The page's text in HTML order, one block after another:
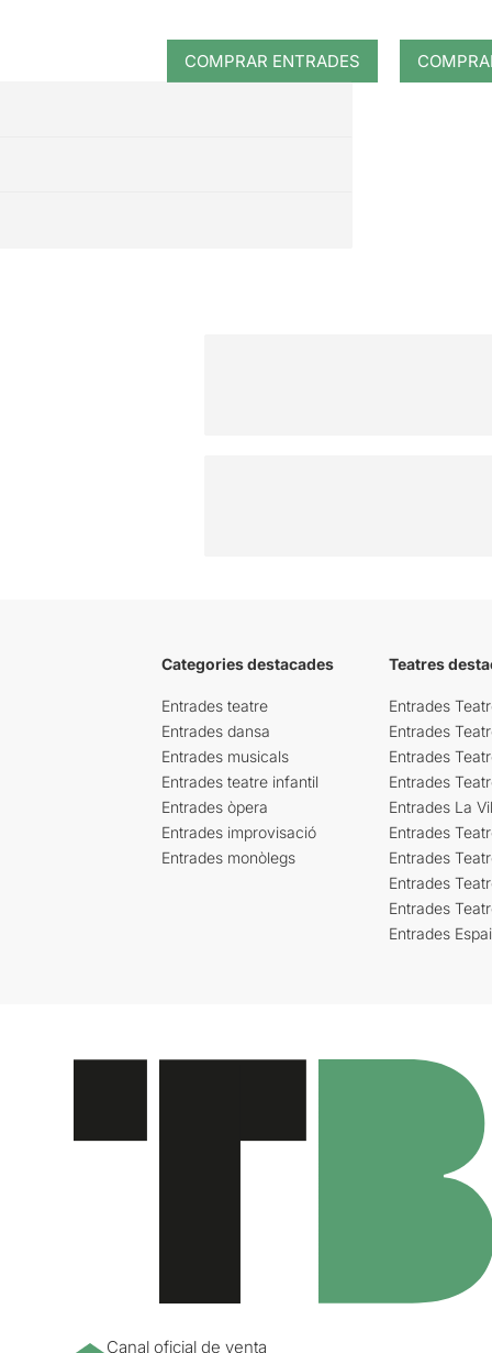
COMPRAR ENTRADES
Categories destacades
Entrades teatre
Entrades dansa
Entrades musicals
Entrades teatre infantil
Entrades òpera
Entrades improvisació
Entrades monòlegs
Teatres
Entrades
Entrades
Entrades
Entrades
Entrades La
Entrades
Entrades
Entrades
Entrades
Entrades
Canal oficial de venta